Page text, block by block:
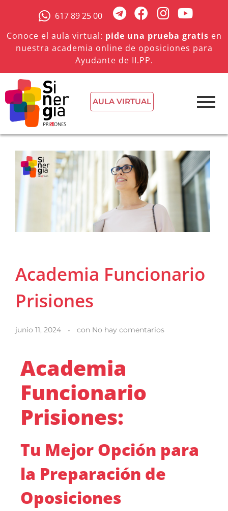
617 89 25 00
Conoce el aula virtual: pide una prueba gratis en
nuestra academia online de oposiciones para
Ayudante de II.PP.
AULA VIRTUAL
Academia Funcionario
Prisiones
junio 11, 2024 con No hay comentarios
Academia
Funcionario
Prisiones:
Tu Mejor Opción para
la Preparación de
Oposiciones